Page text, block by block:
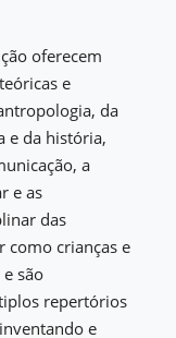
oferecem
e
da
e da história,
a
e as
das
como crianças e
são
repertórios
e